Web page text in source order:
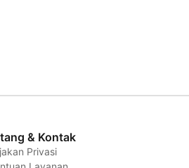
& Kontak
Privasi